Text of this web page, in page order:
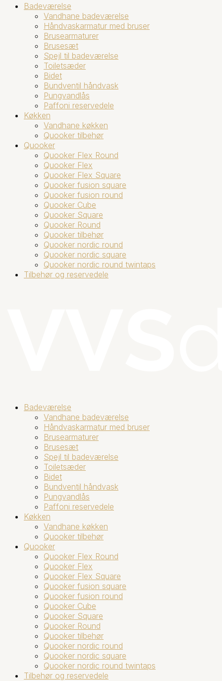
Badeværelse
Vandhane badeværelse
Håndvaskarmatur med bruser
Brusearmaturer
Brusesæt
Spejl til badeværelse
Toiletsæder
Bidet
Bundventil håndvask
Pungvandlås
Paffoni reservedele
Køkken
Vandhane køkken
Quooker tilbehør
Quooker
Quooker Flex Round
Quooker Flex
Quooker Flex Square
Quooker fusion square
Quooker fusion round
Quooker Cube
Quooker Square
Quooker Round
Quooker tilbehør
Quooker nordic round
Quooker nordic square
Quooker nordic round twintaps
Tilbehør og reservedele
Badeværelse
Vandhane badeværelse
Håndvaskarmatur med bruser
Brusearmaturer
Brusesæt
Spejl til badeværelse
Toiletsæder
Bidet
Bundventil håndvask
Pungvandlås
Paffoni reservedele
Køkken
Vandhane køkken
Quooker tilbehør
Quooker
Quooker Flex Round
Quooker Flex
Quooker Flex Square
Quooker fusion square
Quooker fusion round
Quooker Cube
Quooker Square
Quooker Round
Quooker tilbehør
Quooker nordic round
Quooker nordic square
Quooker nordic round twintaps
Tilbehør og reservedele